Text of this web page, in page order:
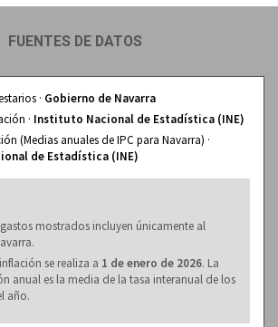
FUENTES DE DATOS
· Gobierno de Navarra
· Instituto Nacional de Estadística (INE)
(Medias anuales de IPC para Navarra) ·
de Estadística (INE)
mostrados incluyen únicamente al
se realiza a 1 de enero de 2026. La
anual es la media de la tasa interanual de los
año.